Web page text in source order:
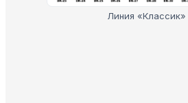
Линия «Классик»